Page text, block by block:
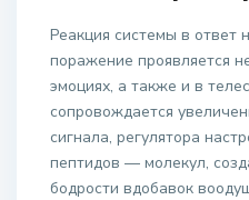
Реакция системы в ответ
поражение проявляется
эмоциях, а также и в
сопровождается
сигнала, регулятора
пептидов — молекул,
бодрости вдобавок